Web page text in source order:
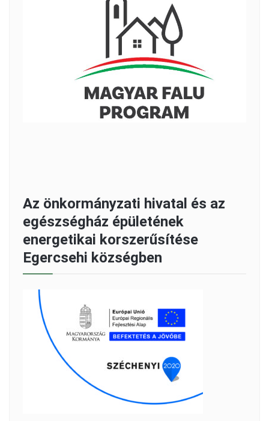
Az önkormányzati hivatal és az
egészségház épületének
energetikai korszerűsítése
Egercsehi községben